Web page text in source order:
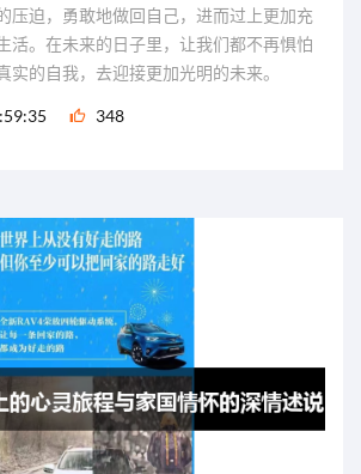
压迫，勇敢地做回自己，进而过上更加充
活。在未来的日子里，让我们都不再惧怕
实的自我，去迎接更加光明的未来。
348